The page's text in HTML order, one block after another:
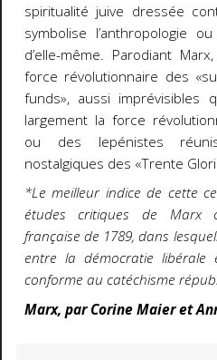
spiritualité juive dressée
symbolise l’anthropologie
d’elle-même. Parodiant
force révolutionnaire des
funds», aussi imprévisibles
largement la force
ou des lepénistes
nostalgiques des «Trente
*Le meilleur indice de cette
études critiques de Marx
française de 1789, dans
entre la démocratie libérale
conforme au catéchisme
Marx, par Corine Maier et